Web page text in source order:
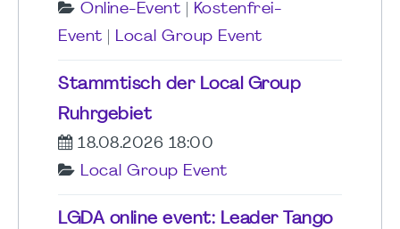
Online-Event
Kostenfrei-
Event
Local Group Event
Stammtisch der Local Group
Ruhrgebiet
18.08.2026 18:00
Local Group Event
LGDA online event: Leader Tango